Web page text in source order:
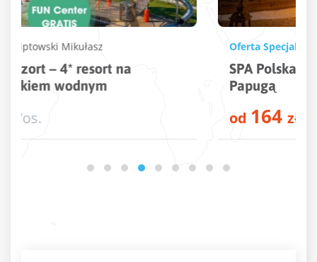
Oferta Specjalna
SPA Polska – zrelaksuj się z Wakacyjną
Papugą
od